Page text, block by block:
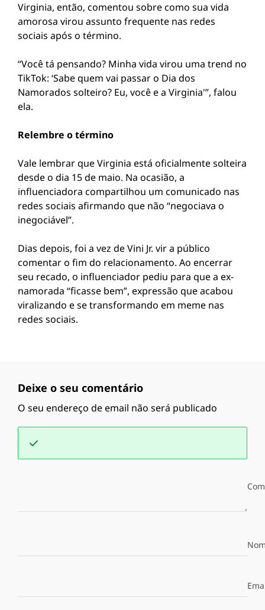
Virginia, então, comentou sobre como sua vida
amorosa virou assunto frequente nas redes
sociais após o término.
“Você tá pensando? Minha vida virou uma trend no
TikTok: ‘Sabe quem vai passar o Dia dos
Namorados solteiro? Eu, você e a Virginia'”, falou
ela.
Relembre o término
Vale lembrar que Virginia está oficialmente solteira
desde o dia 15 de maio. Na ocasião, a
influenciadora compartilhou um comunicado nas
redes sociais afirmando que não “negociava o
inegociável”.
Dias depois, foi a vez de Vini Jr. vir a público
comentar o fim do relacionamento. Ao encerrar
seu recado, o influenciador pediu para que a ex-
namorada “ficasse bem”, expressão que acabou
viralizando e se transformando em meme nas
redes sociais.
Deixe o seu comentário
O seu endereço de email não será publicado